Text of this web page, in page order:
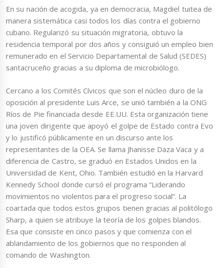
En su nación de acogida, ya en democracia, Magdiel tuitea de
manera sistemática casi todos los días contra el gobierno
cubano. Regularizó su situación migratoria, obtuvo la
residencia temporal por dos años y consiguió un empleo bien
remunerado en el Servicio Departamental de Salud (SEDES)
santacruceño gracias a su diploma de microbiólogo.
Cercano a los Comités Cívicos que son el núcleo duro de la
oposición al presidente Luis Arce, se unió también a la ONG
Ríos de Pie financiada desde EE.UU. Esta organización tiene
una joven dirigente que apoyó el golpe de Estado contra Evo
y lo justificó públicamente en un discurso ante los
representantes de la OEA. Se llama Jhanisse Daza Vaca y a
diferencia de Castro, se graduó en Estados Unidos en la
Universidad de Kent, Ohio. También estudió en la Harvard
Kennedy School donde cursó el programa “Liderando
movimientos no violentos para el progreso social”. La
coartada que todos estos grupos tienen gracias al politólogo
Sharp, a quien se atribuye la teoría de los golpes blandos.
Esa que consiste en cinco pasos y que comienza con el
ablandamiento de los gobiernos que no responden al
comando de Washington.